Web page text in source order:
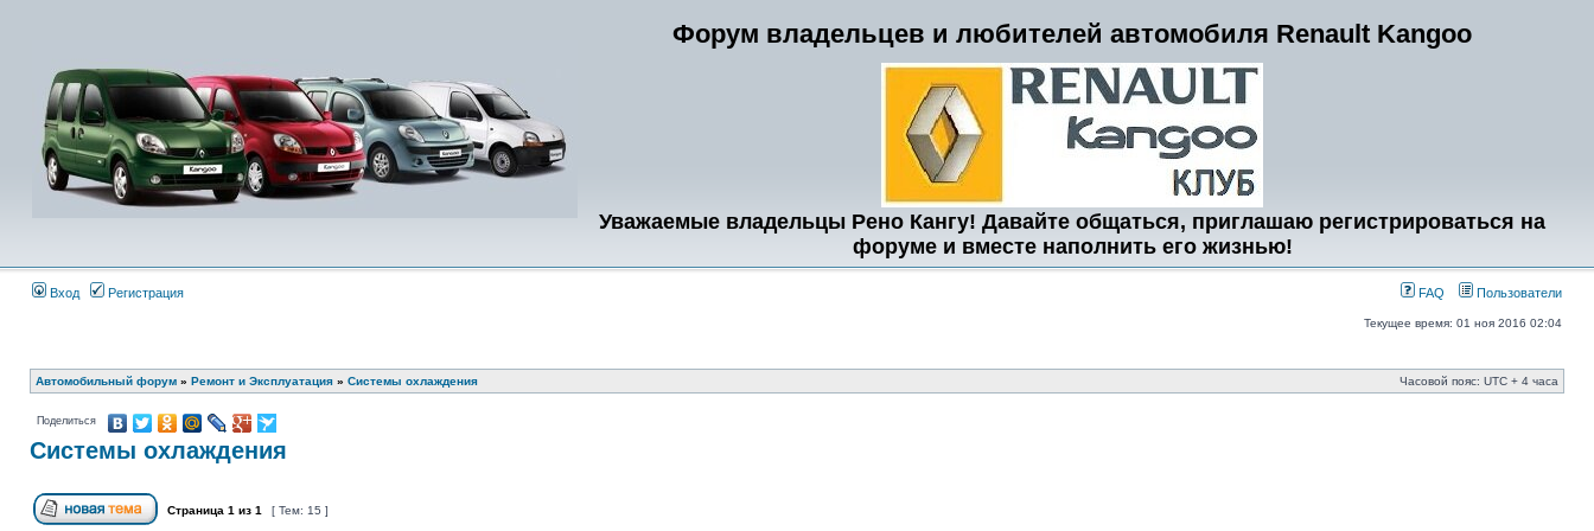
Форум владельцев и любителей автомобиля Renault Kangoo
Уважаемые владельцы Рено Кангу! Давайте общаться, приглашаю регистрироваться на
форуме и вместе наполнить его жизнью!
Вход Регистрация FAQ Пользователи
Текущее время: 01 ноя 2016 02:04
Автомобильный форум » Ремонт и Эксплуатация » Системы охлаждения Часовой пояс: UTC + 4 часа
Поделиться
Системы охлаждения
Страница 1 из 1 [ Тем: 15 ]